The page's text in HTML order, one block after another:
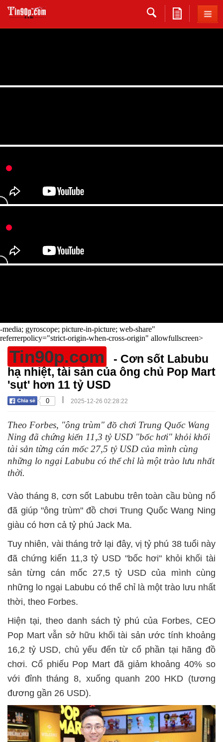
-media; gyroscope; picture-in-picture; web-share"
referrerpolicy="strict-origin-when-cross-origin" allowfullscreen>
Tin90p.com
- Cơn sốt Labubu
hạ nhiệt, tài sản của ông chủ Pop Mart
'sụt' hơn 11 tỷ USD
0 | 2025-12-26 02:28:22
Theo Forbes, "ông trùm" đồ chơi Trung Quốc Wang
Ning đã chứng kiến 11,3 tỷ USD "bốc hơi" khỏi khối
tài sản từng cán mốc 27,5 tỷ USD của mình cùng
những lo ngại Labubu có thể chỉ là một trào lưu nhất
thời.
Vào tháng 8, cơn sốt Labubu trên toàn cầu bùng nổ
đã giúp "ông trùm" đồ chơi Trung Quốc Wang Ning
giàu có hơn cả tỷ phú Jack Ma.
Tuy nhiên, vài tháng trở lại đây, vị tỷ phú 38 tuổi này
đã chứng kiến 11,3 tỷ USD "bốc hơi" khỏi khối tài
sản từng cán mốc 27,5 tỷ USD của mình cùng
những lo ngại Labubu có thể chỉ là một trào lưu nhất
thời, theo Forbes.
Hiện tại, theo danh sách tỷ phú của Forbes, CEO
Pop Mart vẫn sở hữu khối tài sản ước tính khoảng
16,2 tỷ USD, chủ yếu đến từ cổ phần tại hãng đồ
chơi. Cổ phiếu Pop Mart đã giảm khoảng 40% so
với đỉnh tháng 8, xuống quanh 200 HKD (tương
đương gần 26 USD).